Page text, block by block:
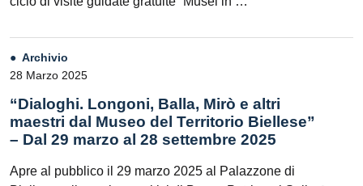
Archivio
28 Marzo 2025
“Dialoghi. Longoni, Balla, Mirò e altri
maestri dal Museo del Territorio Biellese”
– Dal 29 marzo al 28 settembre 2025
Apre al pubblico il 29 marzo 2025 al Palazzone di